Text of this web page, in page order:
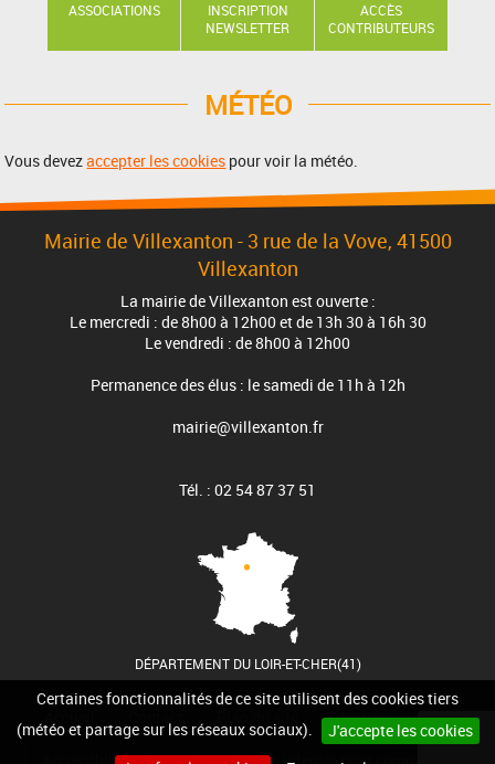
Certaines fonctionnalités de ce site utilisent des cookies tiers
(météo et partage sur les réseaux sociaux).
J'accepte les cookies
ASSOCIATIONS
INSCRIPTION
NEWSLETTER
ACCÈS
CONTRIBUTEURS
MÉTÉO
Vous devezaccepter les cookies pour voir la météo.
Mairie de Villexanton - 3 rue de la Vove, 41500
Villexanton
La mairie de Villexanton est ouverte :
Le mercredi : de 8h00 à 12h00 et de 13h 30 à 16h 30
Le vendredi : de 8h00 à 12h00
Permanence des élus : le samedi de 11h à 12h
mairie@villexanton.fr
Tél. : 02 54 87 37 51
DÉPARTEMENT DU LOIR-ET-CHER(41)
Mentions légales